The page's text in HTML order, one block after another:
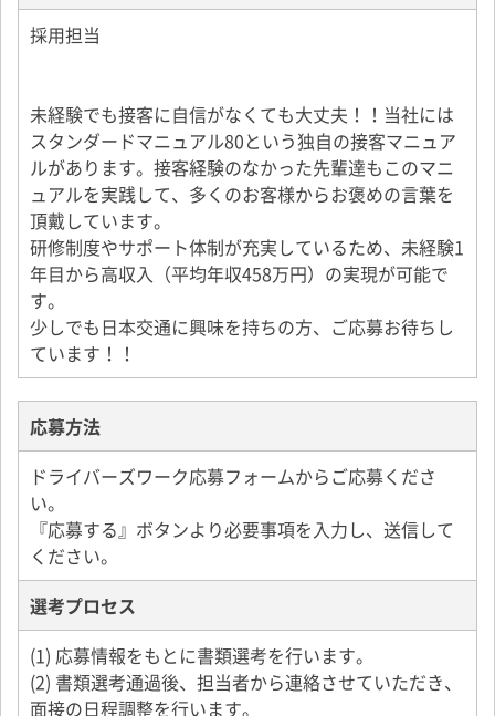
採用担当
未経験でも接客に自信がなくても大丈夫！！当社には
スタンダードマニュアル80という独自の接客マニュア
ルがあります。接客経験のなかった先輩達もこのマニ
ュアルを実践して、多くのお客様からお褒めの言葉を
頂戴しています。
研修制度やサポート体制が充実しているため、未経験1
年目から高収入（平均年収458万円）の実現が可能で
す。
少しでも日本交通に興味を持ちの方、ご応募お待ちし
ています！！
応募方法
ドライバーズワーク応募フォームからご応募くださ
い。
『応募する』ボタンより必要事項を入力し、送信して
ください。
選考プロセス
(1) 応募情報をもとに書類選考を行います。
(2) 書類選考通過後、担当者から連絡させていただき、
面接の日程調整を行います。